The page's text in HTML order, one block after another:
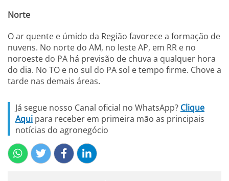
Norte
O ar quente e úmido da Região favorece a formação de
nuvens. No norte do AM, no leste AP, em RR e no
noroeste do PA há previsão de chuva a qualquer hora
do dia. No TO e no sul do PA sol e tempo firme. Chove a
tarde nas demais áreas.
Já segue nosso Canal oficial no WhatsApp? Clique
Aqui para receber em primeira mão as principais
notícias do agronegócio